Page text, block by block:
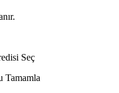
Seç
Tamamla